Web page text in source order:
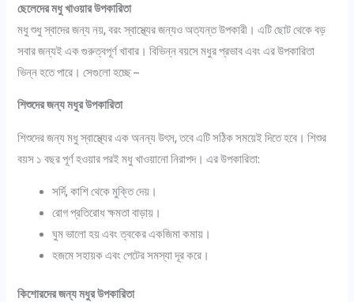
ছেলেদের মধু খাওয়ার উপকারিতা
মধু শুধু স্বাদের জন্য নয়, বরং স্বাস্থ্যের জন্যও অত্যন্ত উপকারী। এটি ছোট থেকে বড়
সবার জন্যই এক গুরুত্বপূর্ণ খাবার। বিভিন্ন বয়সে মধুর প্রভাব এবং এর উপকারিতা
ভিন্ন হতে পারে। সেগুলো হচ্ছে –
শিশুদের জন্য মধুর উপকারিতা
শিশুদের জন্য মধু স্বাস্থ্যের এক অনন্য উৎস, তবে এটি সঠিক সময়েই দিতে হবে। শিশুর
বয়স ১ বছর পূর্ণ হওয়ার পরই মধু খাওয়ানো নিরাপদ। এর উপকারিতা:
সর্দি, কাশি থেকে মুক্তি দেয়।
রোগ প্রতিরোধ ক্ষমতা বাড়ায়।
ঘুম ভালো হয় এবং ত্বকের একজিমা কমায়।
হজমে সহায়ক এবং পেটের সমস্যা দূর করে।
কিশোরদের জন্য মধুর উপকারিতা